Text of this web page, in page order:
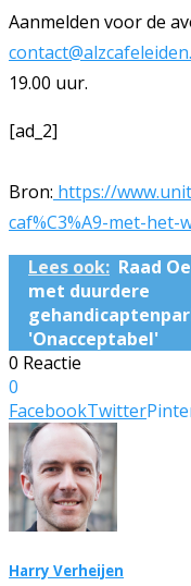
Aanmelden voor de
19.00 uur.
[ad_2]
Bron: https://
caf%C3%A9-met-het-
Lees ook: Raad
met duurdere
'Onacceptabel'
0 Reactie
0
FacebookTwitter
Harry Verheijen